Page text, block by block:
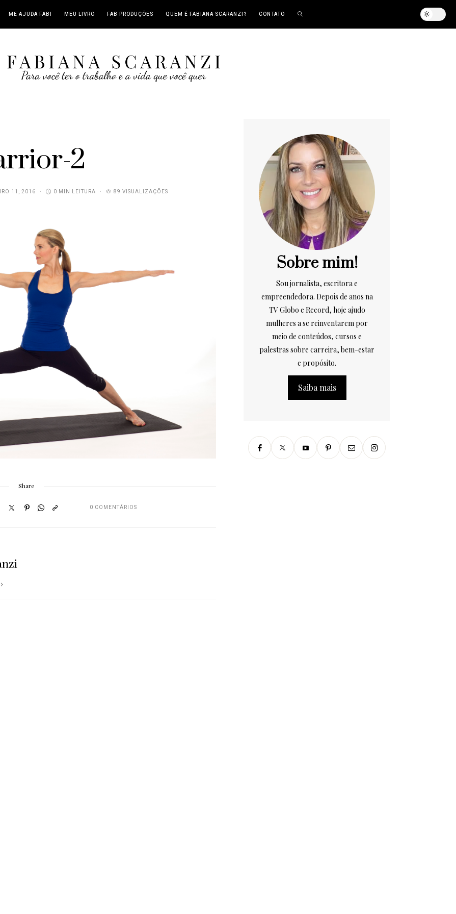
ME AJUDA FABI MEU LIVRO FAB PRODUÇÕES QUEM É FABIANA SCARANZI? CONTATO
2
11, 2016 0 MIN LEITURA 89 VISUALIZAÇÕES
Share
0 COMENTÁRIOS
Sobre mim!
Sou jornalista, escritora e
empreendedora. Depois de anos na
TV Globo e Record, hoje ajudo
mulheres a se reinventarem por
meio de conteúdos, cursos e
palestras sobre carreira, bem-estar
e propósito.
Saiba mais